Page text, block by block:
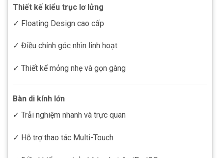
Thiết kế kiểu trục lơ lửng
✓ Floating Design cao cấp
✓ Điều chỉnh góc nhìn linh hoạt
✓ Thiết kế mỏng nhẹ và gọn gàng
Bàn di kính lớn
✓ Trải nghiệm nhanh và trực quan
✓ Hỗ trợ thao tác Multi-Touch